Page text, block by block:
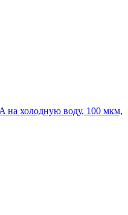
на холодную воду, 100 мкм,